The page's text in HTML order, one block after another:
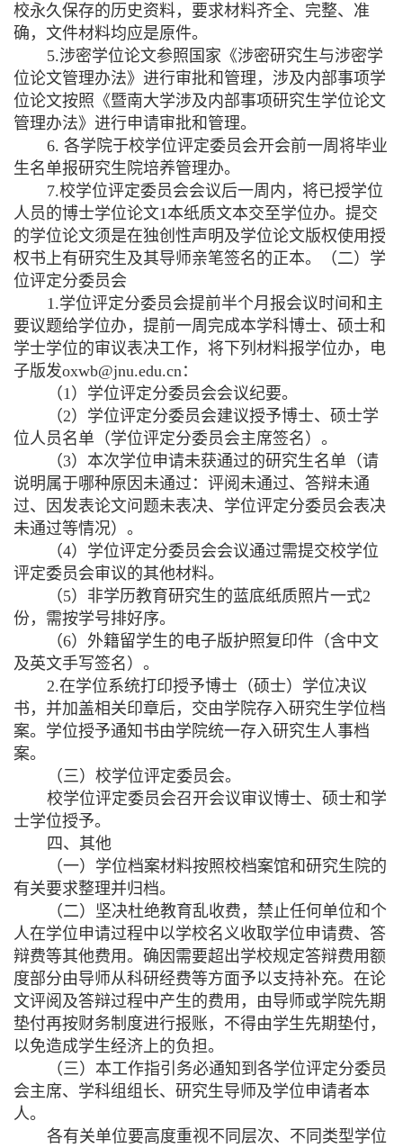
校永久保存的历史资料，要求材料齐全、完整、准
确，文件材料均应是原件。
5.涉密学位论文参照国家《涉密研究生与涉密学
位论文管理办法》进行审批和管理，涉及内部事项学
位论文按照《暨南大学涉及内部事项研究生学位论文
管理办法》进行申请审批和管理。
6.各学院于校学位评定委员会开会前一周将毕业
生名单报研究生院培养管理办。
7.校学位评定委员会会议后一周内，将已授学位
人员的博士学位论文1本纸质文本交至学位办。提交
的学位论文须是在独创性声明及学位论文版权使用授
权书上有研究生及其导师亲笔签名的正本。（二）学
位评定分委员会
1.学位评定分委员会提前半个月报会议时间和主
要议题给学位办，提前一周完成本学科博士、硕士和
学士学位的审议表决工作，将下列材料报学位办，电
子版发oxwb@jnu.edu.cn ：
（1 ）学位评定分委员会会议纪要。
（2）学位评定分委员会建议授予博士、硕士学
位人员名单（学位评定分委员会主席签名）。
（3）本次学位申请未获通过的研究生名单（请
说明属于哪种原因未通过：评阅未通过、答辩未通
过、因发表论文问题未表决、学位评定分委员会表决
未通过等情况）。
（4）学位评定分委员会会议通过需提交校学位
评定委员会审议的其他材料。
（5）非学历教育研究生的蓝底纸质照片一式2
份，需按学号排好序。
（6）外籍留学生的电子版护照复印件（含中文
及英文手写签名）。
2.在学位系统打印授予博士（硕士）学位决议
书，并加盖相关印章后，交由学院存入研究生学位档
案。学位授予通知书由学院统一存入研究生人事档
案。
（三）校学位评定委员会。
校学位评定委员会召开会议审议博士、硕士和学
士学位授予。
四、其他
（一）学位档案材料按照校档案馆和研究生院的
有关要求整理并归档。
（二）坚决杜绝教育乱收费，禁止任何单位和个
人在学位申请过程中以学校名义收取学位申请费、答
辩费等其他费用。确因需要超出学校规定答辩费用额
度部分由导师从科研经费等方面予以支持补充。在论
文评阅及答辩过程中产生的费用，由导师或学院先期
垫付再按财务制度进行报账，不得由学生先期垫付，
以免造成学生经济上的负担。
（三）本工作指引务必通知到各学位评定分委员
会主席、学科组组长、研究生导师及学位申请者本
人。
各有关单位要高度重视不同层次、不同类型学位